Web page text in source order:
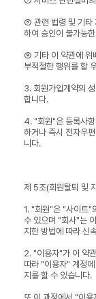
⑧ 관련 법령 및 기타
하여 승인이 불가능
⑨ 기타 이 약관에 위
부적절한 행위를 할
3. 회원가입계약의
합니다.
4. "회원"은 등록사
하거나 즉시 전자우
니다.
제 5조(회원탈퇴 및
1. "회원"은 "사이트"
수 있으며 "회사"는
지한 방법에 따라 신
2. "이용자"가 이 약
따라 "이용자" 계정
지를 할 수 있습니다.